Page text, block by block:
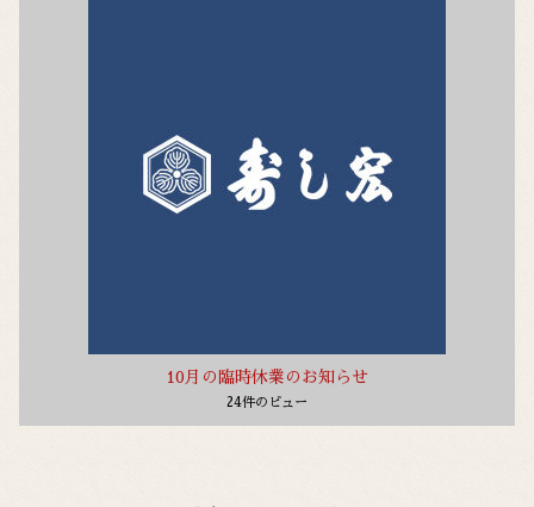
10月の臨時休業のお知らせ
24件のビュー